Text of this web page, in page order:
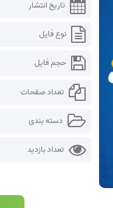
تاریخ انتشار
نوع فایل
حجم فایل
تعداد صفحات
دسته بندی
تعداد بازدید